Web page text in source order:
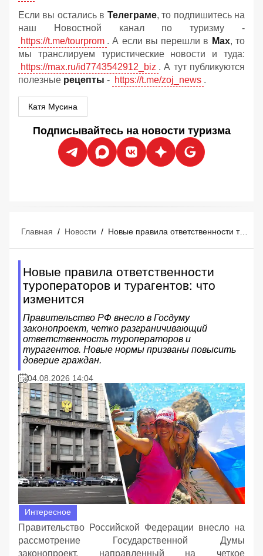
Если вы остались в Телеграме, то подпишитесь на
наш Новостной канал по туризму -
https://t.me/tourprom . А если вы перешли в Мах, то
мы транслируем туристические новости и туда:
https://max.ru/id7743542912_biz . А тут публикуются
полезные рецепты - https://t.me/zoj_news .
Катя Мусина
Подписывайтесь на новости туризма
Главная / Новости / Новые правила ответственности туроператоров и турагентов: что изменится
Новые правила ответственности
туроператоров и турагентов: что
изменится
Правительство РФ внесло в Госдуму
законопроект, четко разграничивающий
ответственность туроператоров и
турагентов. Новые нормы призваны повысить
доверие граждан.
04.08.2026 14:04
Интересное
Правительство Российской Федерации внесло на
рассмотрение Государственной Думы
законопроект, направленный на четкое